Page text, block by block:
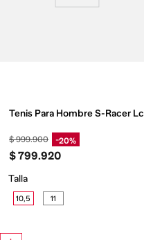
Tenis Para Hombre S-Racer Lc
$999.900 20%
$799.920
Talla
10,5 11